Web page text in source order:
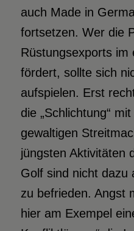
auch Made in
fortsetzen. Wer die
Rüstungsexports im
fördert, sollte sich
aufspielen. Erst
die „Schlichtung“
gewaltigen
jüngsten Aktivitäten
Golf sind nicht dazu
zu befrieden. Angst
hier am Exempel